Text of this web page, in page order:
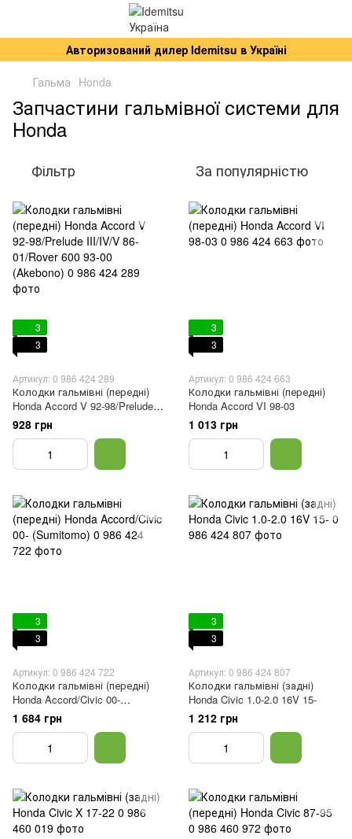
Авторизований дилер Idemitsu в Україні
Гальма Honda
Запчастини гальмівної системи для
Honda
Фільтр За популярністю
3
3
Артикул: 0 986 424 289
Колодки гальмівні (передні)
Honda Accord V 92-98/Prelude
III/IV/V 86-01/Rover 600 93-00
(Akebono)
928 грн
3
3
Артикул: 0 986 424 663
Колодки гальмівні (передні)
Honda Accord VI 98-03
1 013 грн
3
3
Артикул: 0 986 424 722
Колодки гальмівні (передні)
Honda Accord/Civic 00-
(Sumitomo)
1 684 грн
3
3
Артикул: 0 986 424 807
Колодки гальмівні (задні)
Honda Civic 1.0-2.0 16V 15-
1 212 грн